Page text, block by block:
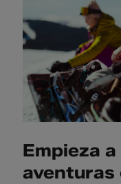
Empieza
aventuras